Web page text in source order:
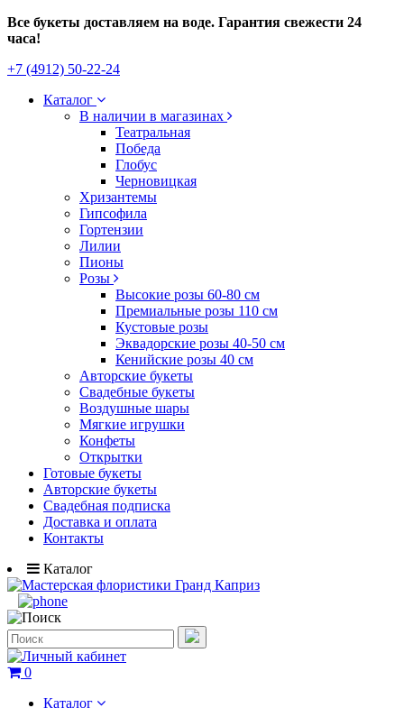
Все букеты доставляем на воде. Гарантия свежести 24
часа!
+7 (4912) 50-22-24
Каталог
В наличии в магазинах
Театральная
Победа
Глобус
Черновицкая
Хризантемы
Гипсофила
Гортензии
Лилии
Пионы
Розы
Высокие розы 60-80 см
Премиальные розы 110 см
Кустовые розы
Эквадорские розы 40-50 см
Кенийские розы 40 см
Авторские букеты
Свадебные букеты
Воздушные шары
Мягкие игрушки
Конфеты
Открытки
Готовые букеты
Авторские букеты
Свадебная подписка
Доставка и оплата
Контакты
Каталог
0
Каталог